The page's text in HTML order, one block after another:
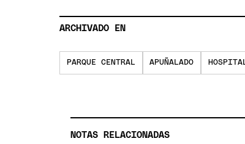
ARCHIVADO EN
PARQUE CENTRAL APUÑALADO
NOTAS RELACIONADAS